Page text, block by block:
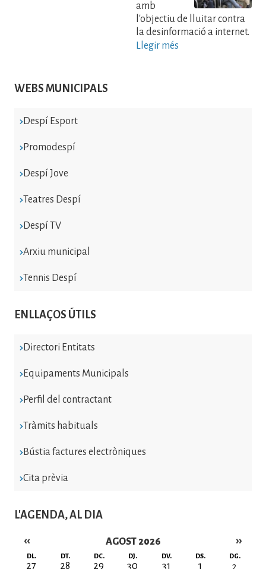
WEBS MUNICIPALS
Despí Esport
Promodespí
Despí Jove
Teatres Despí
Despí TV
Arxiu municipal
Tennis Despí
ENLLAÇOS ÚTILS
Directori Entitats
Equipaments Municipals
Perfil del contractant
Tràmits habituals
Bústia factures electròniques
Cita prèvia
L'AGENDA, AL DIA
AGOST 2026
Paginació
‹‹ ››
DL. DT. DC. DJ. DV. DS. DG.
27 28 29 30 31 1
amb
l'objectiu de lluitar contra
la desinformació a internet.
Llegir més